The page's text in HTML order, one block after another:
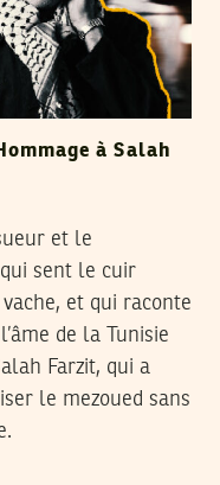
à Salah
et le
sent le cuir
et qui raconte
de la Tunisie
Farzit, qui a
le mezoued sans